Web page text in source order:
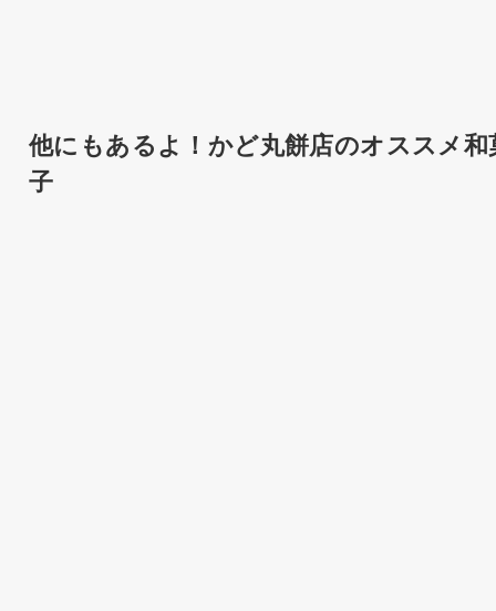
他にもあるよ！かど丸餅店のオススメ和
子